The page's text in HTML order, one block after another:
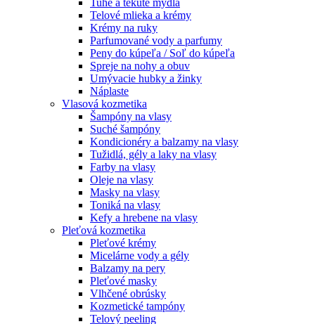
Tuhé a tekuté mydlá
Telové mlieka a krémy
Krémy na ruky
Parfumované vody a parfumy
Peny do kúpeľa / Soľ do kúpeľa
Spreje na nohy a obuv
Umývacie hubky a žinky
Náplaste
Vlasová kozmetika
Šampóny na vlasy
Suché šampóny
Kondicionéry a balzamy na vlasy
Tužidlá, gély a laky na vlasy
Farby na vlasy
Oleje na vlasy
Masky na vlasy
Toniká na vlasy
Kefy a hrebene na vlasy
Pleťová kozmetika
Pleťové krémy
Micelárne vody a gély
Balzamy na pery
Pleťové masky
Vlhčené obrúsky
Kozmetické tampóny
Telový peeling